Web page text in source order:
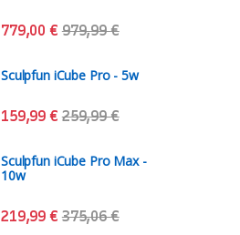
779,00€ 979,99€
Sculpfun iCube Pro - 5w
159,99€ 259,99€
Sculpfun iCube Pro Max -
10w
219,99€ 375,06€